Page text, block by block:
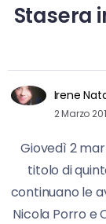
Stasera
Irene
2 Marzo
Giovedì 2
titolo di
continuano le
Nicola Porro e